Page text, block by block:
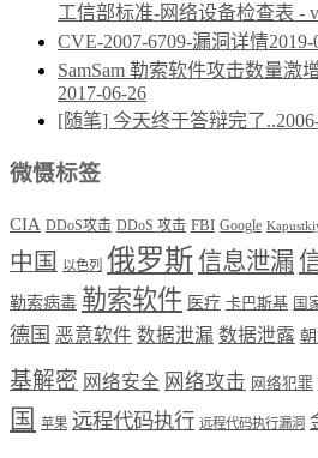
工信部标准-网络设备检查表 -
CVE-2007-6709-漏洞详情2019-
SamSam 勒索软件攻击数量激
2017-06-26
[随笔] 今天终于答辩完了..
微慑标签
CIA DDoS攻击 DDoS 攻击 FBI Google
中国 以色列 俄罗斯信息泄漏
勒索病毒 勒索软件 医疗 卡巴斯基 国
德国 恶意软件 数据泄漏 数据泄露
基解密 网络安全 网络攻击 网络犯罪
国
苹果 远程代码执行 远程代码执行漏洞